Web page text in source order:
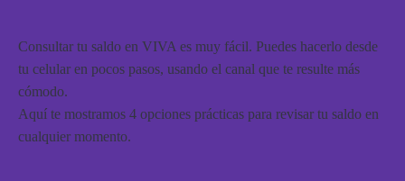
Consultar tu saldo en VIVA es muy fácil. Puedes hacerlo desde
tu celular en pocos pasos, usando el canal que te resulte más
cómodo.
Aquí te mostramos 4 opciones prácticas para revisar tu saldo en
cualquier momento.